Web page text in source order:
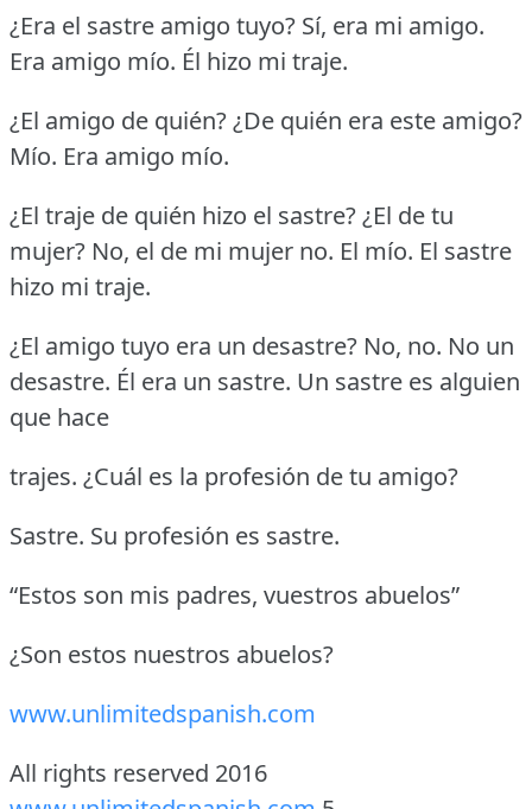
¿Era el sastre amigo tuyo? Sí, era mi amigo.
Era amigo mío. Él hizo mi traje.
¿El amigo de quién?¿De quién era este amigo?
Mío. Era amigo mío.
¿El traje de quién hizo el sastre?¿El de tu
mujer? No, el de mi mujer no. El mío. El sastre
hizo mi traje.
¿El amigo tuyo era un desastre? No, no. No un
desastre. Él era un sastre. Un sastre es alguien
que hace
trajes. ¿Cuál es la profesión de tu amigo?
Sastre. Su profesión es sastre.
“Estos son mis padres, vuestros abuelos”
¿Son estos nuestros abuelos?
www.unlimitedspanish.com
All rights reserved 2016